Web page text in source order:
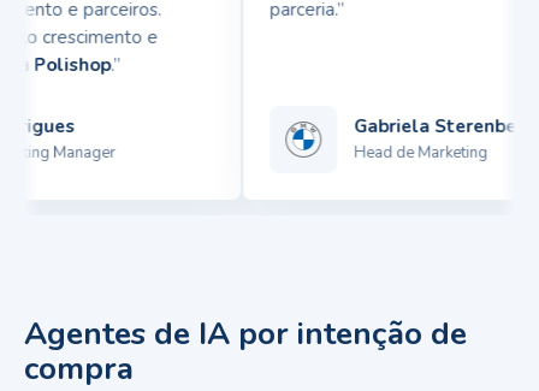
e parceiros.
crescimento e
Polishop.”
Manager
parceria.”
Gabriela Sterenberg
Head de Marketing
Agentes de IA por intenção de
compra